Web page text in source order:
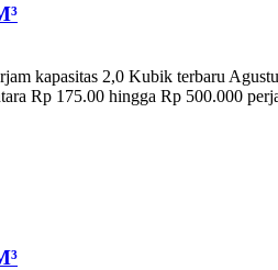
kapasitas 2,0 Kubik terbaru
Rp 175.00 hingga Rp 500.000